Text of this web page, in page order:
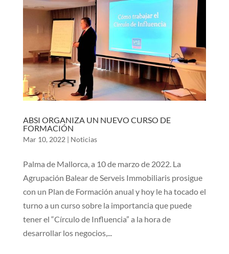
ABSI ORGANIZA UN NUEVO CURSO DE
FORMACIÓN
Mar 10, 2022 | Noticias
Palma de Mallorca, a 10 de marzo de 2022. La
Agrupación Balear de Serveis Immobiliaris prosigue
con un Plan de Formación anual y hoy le ha tocado el
turno a un curso sobre la importancia que puede
tener el “Círculo de Influencia” a la hora de
desarrollar los negocios,...